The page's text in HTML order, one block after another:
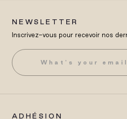
NEWSLETTER
Inscrivez-vous pour recevoir nos
ADHÉSION